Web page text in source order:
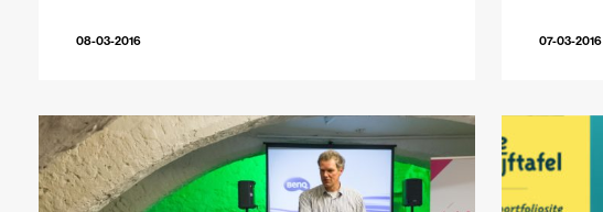
08-03-2016 07-03-2016